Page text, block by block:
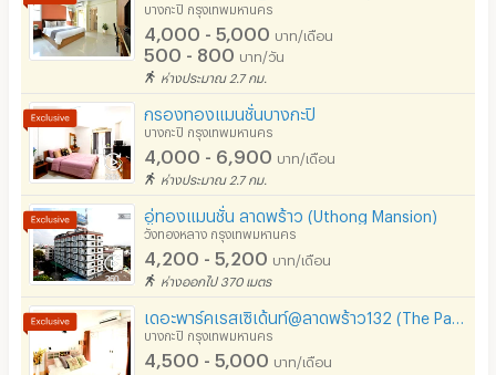
ทั้งนี้ขอสงวนสิทธิ์ในการเปลี่ยนแปลงราคาและเงื่อนไข โดยมิ
ต้องแจ้งให้ทราบล่วงหน้า
ขณะนี้มีพื้นที่ให้เช่าทำร้านเสริมสวย หรือ ทำออฟฟิศสำนักงาน
ข้างหน้าตึก หน้าร้านเป็นกระจก 40 ตร.ม. มีห้องน้ำในตัว
สนใจเข้ามาสัมผัสบรรยากาศห้องตัวอย่างได้ตามที่อยู่ข้างต้น
หรือติดต่อได้ที่เบอร์ โทร 081-442-9922, หรือ 02-934-
3391-2 ต่อ 0
โทรศัพท์สายตรง
ที่จอดรถ
ที่จอดรถมอเตอร์ไซด์/จักรยาน
ลิฟต์
โรงยิม / ฟิตเนส
อินเทอร์เน็ตไร้สาย (WIFI) ในห้อง
เคเบิลทีวี / ดาวเทียม
มีระบบรักษาความปลอดภัย (keycard)
บางกะปิ กรุงเทพมหานคร
4,000 - 5,000 บาท/เดือน
500 - 800 บาท/วัน
ห่างประมาณ 2.7 กม.
กรองทองแมนชั่นบางกะปิ
บางกะปิ กรุงเทพมหานคร
4,000 - 6,900 บาท/เดือน
ห่างประมาณ 2.7 กม.
อู่ทองแมนชั่น ลาดพร้าว (Uthong Mansion)
วังทองหลาง กรุงเทพมหานคร
4,200 - 5,200 บาท/เดือน
ห่างออกไป 370 เมตร
บางกะปิ กรุงเทพมหานคร
4,500 - 5,000 บาท/เดือน